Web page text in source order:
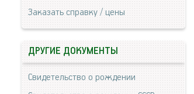
Заказать справку / цены
ДРУГИЕ ДОКУМЕНТЫ
Свидетельство о рождении